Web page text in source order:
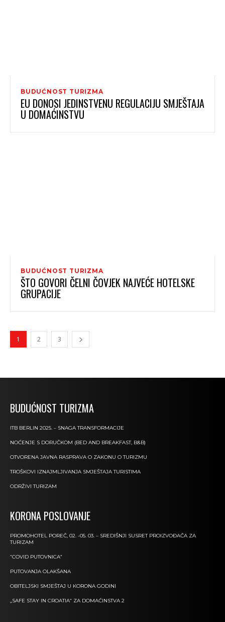
BUDUĆNOST TURIZMA
EU DONOSI JEDINSTVENU REGULACIJU SMJEŠTAJA
U DOMAĆINSTVU
BUDUĆNOST TURIZMA
ŠTO GOVORI ČELNI ČOVJEK NAJVEĆE HOTELSKE
GRUPACIJE
1 2 3
BUDUĆNOST TURIZMA
ITB BERLIN 2025. – SNAGA TRANSFORMACIJE
NOĆENJE S DORUČKOM (BED AND BREAKFAST, B&B)
OTVORENA JAVNA RASPRAVA O ZAKONU O TURIZMU
TROŠKOVI IZNAJMLJIVANJA SMJEŠTAJA TURISTIMA
ODRŽIVI TURIZAM
KORONA POSLOVANJE
PROMOHOTEL POREČ, 02. -05. 03. – SREDIŠNJI SUSRET PROIZVOĐAČA ZA
TURIZAM
“COVID PUTOVNICA”
PUTOVANJA OLAKŠANA
OBITELJSKI SMJEŠTAJ U KORONA GODINI
„SAFE STAY IN CROATIA“ ZA DOMAĆINSTVA 2